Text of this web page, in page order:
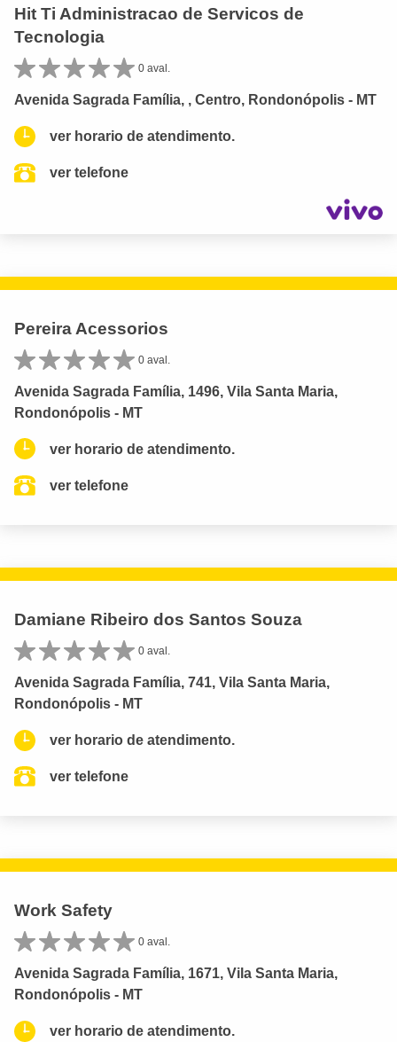
Hit Ti Administracao de Servicos de
Tecnologia
0 aval.
Avenida Sagrada Família, , Centro, Rondonópolis - MT
ver horario de atendimento.
ver telefone
Pereira Acessorios
0 aval.
Avenida Sagrada Família, 1496, Vila Santa Maria,
Rondonópolis - MT
ver horario de atendimento.
ver telefone
Damiane Ribeiro dos Santos Souza
0 aval.
Avenida Sagrada Família, 741, Vila Santa Maria,
Rondonópolis - MT
ver horario de atendimento.
ver telefone
Work Safety
0 aval.
Avenida Sagrada Família, 1671, Vila Santa Maria,
Rondonópolis - MT
ver horario de atendimento.